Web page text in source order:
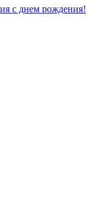
с днем рождения!